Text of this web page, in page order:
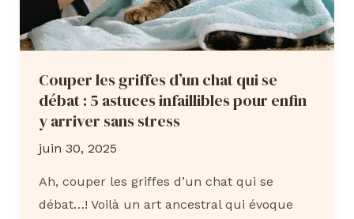
pour
un
serein
Couper les griffes d’un chat qui se
débat : 5 astuces infaillibles pour enfin
y arriver sans stress
juin 30, 2025
Ah, couper les griffes d’un chat qui se
débat…! Voilà un art ancestral qui évoque